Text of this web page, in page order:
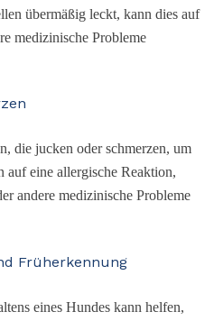
übermäßig leckt, kann dies auf
medizinische Probleme
die jucken oder schmerzen, um
eine allergische Reaktion,
andere medizinische Probleme
Früherkennung
eines Hundes kann helfen,